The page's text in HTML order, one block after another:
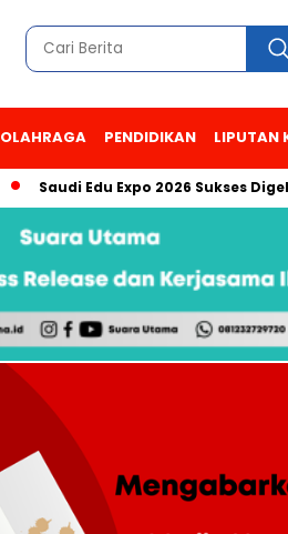
OLAHRAGA PENDIDIKAN LIPUTAN
Saudi Edu Expo 2026 Sukses